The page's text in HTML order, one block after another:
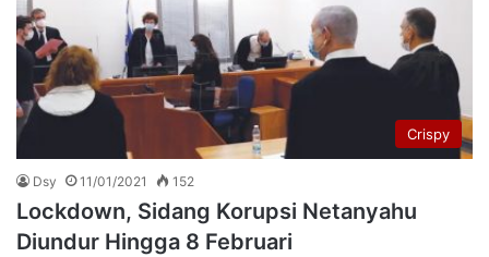
Crispy
Dsy 11/01/2021 152
Lockdown, Sidang Korupsi Netanyahu
Diundur Hingga 8 Februari